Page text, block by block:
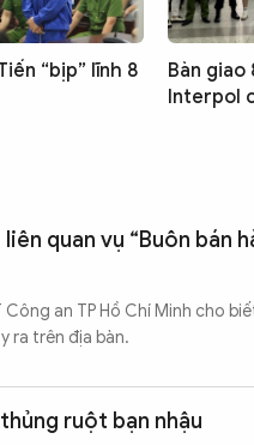
“bịp” lĩnh 8
Bàn
Interpol
quan vụ “Buôn bán
Công an TP Hồ Chí Minh cho
ra trên địa bàn.
ruột bạn nhậu